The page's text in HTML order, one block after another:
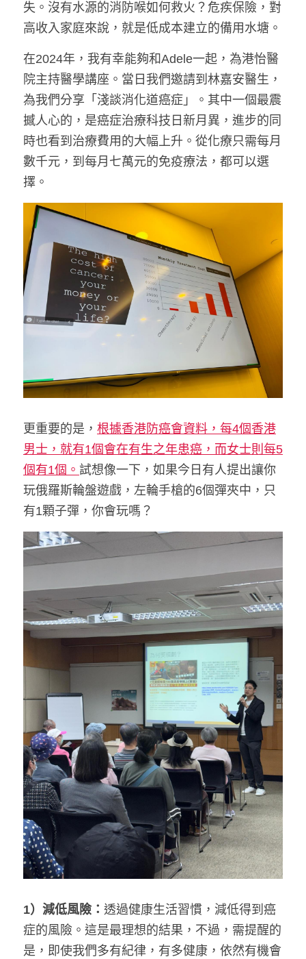
失。沒有水源的消防喉如何救火？危疾保險，對
高收入家庭來說，就是低成本建立的備用水塘。
在2024年，我有幸能夠和Adele一起，為港怡醫
院主持醫學講座。當日我們邀請到林嘉安醫生，
為我們分享「淺談消化道癌症」。其中一個最震
撼人心的，是癌症治療科技日新月異，進步的同
時也看到治療費用的大幅上升。從化療只需每月
數千元，到每月七萬元的免疫療法，都可以選
擇。
更重要的是， 根據香港防癌會資料，每4個香港
男士，就有1個會在有生之年患癌，而女士則每5
個有1個。 試想像一下，如果今日有人提出讓你
玩俄羅斯輪盤遊戲，左輪手槍的6個彈夾中，只
有1顆子彈，你會玩嗎？
1）減低風險： 透過健康生活習慣，減低得到癌
症的風險。這是最理想的結果，不過，需提醒的
是，即使我們多有紀律，有多健康，依然有機會